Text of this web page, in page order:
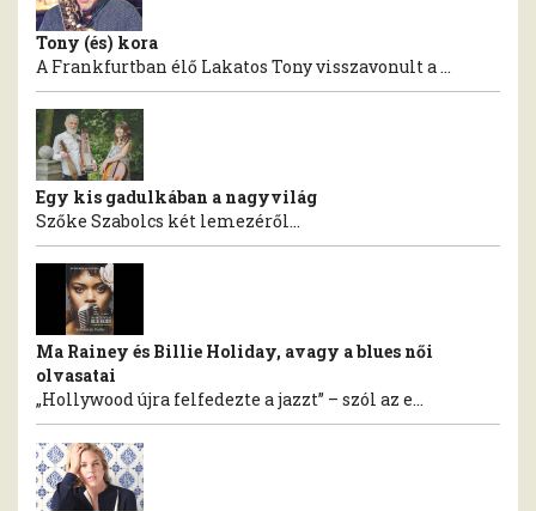
Tony (és) kora
A Frankfurtban élő Lakatos Tony visszavonult a ...
Egy kis gadulkában a nagyvilág
Szőke Szabolcs két lemezéről...
Ma Rainey és Billie Holiday, avagy a blues női
olvasatai
„Hollywood újra felfedezte a jazzt” – szól az e...